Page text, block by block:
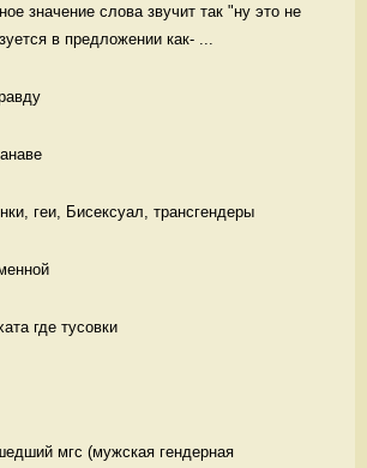
значение слова звучит так "ну это не
в предложении как- ...
геи, Бисексуал, трансгендеры
где тусовки
мгс (мужская гендерная